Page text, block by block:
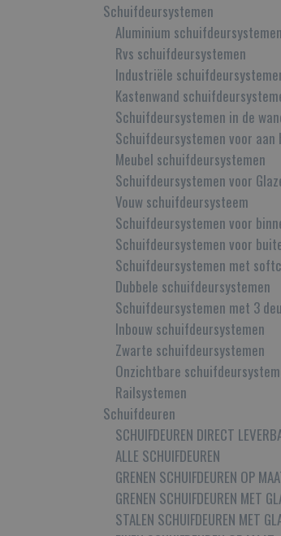
Schuifdeursystemen
Aluminium schuifdeursystemen
Rvs schuifdeursystemen
Industriële
Kastenwand
Schuifdeursystemen in de
Schuifdeursystemen voor
Meubel schuifdeursystemen
Schuifdeursystemen voor
Vouw schuifdeursysteem
Schuifdeursystemen voor
Schuifdeursystemen voor
Schuifdeursystemen met
Dubbele schuifdeursystemen
Schuifdeursystemen met 3
Inbouw schuifdeursystemen
Zwarte schuifdeursystemen
Onzichtbare
Railsystemen
Schuifdeuren
SCHUIFDEUREN DIRECT
ALLE SCHUIFDEUREN
GRENEN SCHUIFDEUREN OP
GRENEN SCHUIFDEUREN MET
STALEN SCHUIFDEUREN MET